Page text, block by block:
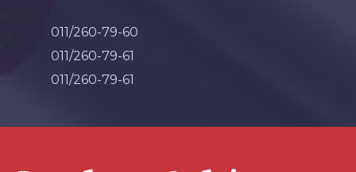
011/260-79-60
011/260-79-61
011/260-79-61